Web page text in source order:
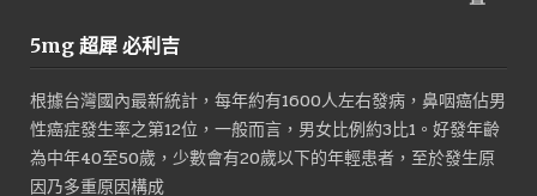
格：
格：
5mg 超犀 必利吉
根據台灣國內最新統計，每年約有1600人左右發病，鼻咽癌佔男
性癌症發生率之第12位，一般而言，男女比例約3比1。好發年齡
為中年40至50歲，少數會有20歲以下的年輕患者，至於發生原
因乃多重原因構成